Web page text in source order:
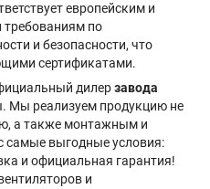
европейским и
по
и безопасности, что
сертификатами.
дилерзавода
Мы реализуем продукцию не
а также монтажным и
самые выгодные условия:
и официальная гарантия!
и